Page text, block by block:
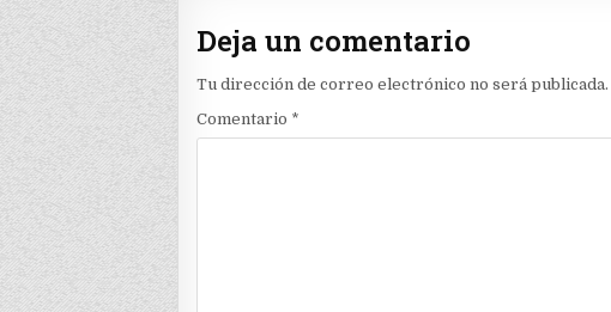
Deja un comentario
Tu dirección de correo electrónico no será publicada.
Comentario *